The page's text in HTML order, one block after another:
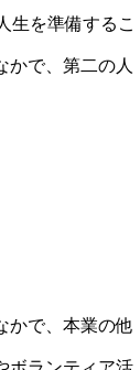
生を準備するこ
かで、第二の人
かで、本業の他